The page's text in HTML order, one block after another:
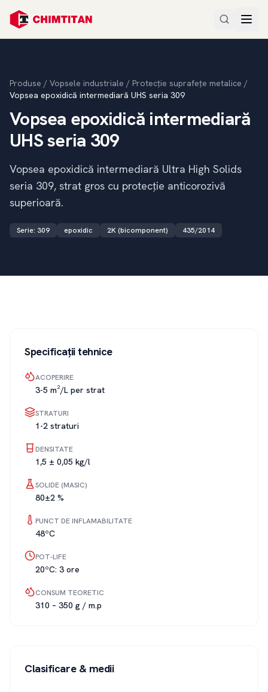
Produse / Vopsele industriale / Protecție suprafețe metalice /
Vopsea epoxidică intermediară UHS seria 309
Vopsea epoxidică intermediară
UHS seria 309
Vopsea epoxidică intermediară Ultra High Solids
seria 309, strat gros cu protecție anticorozivă
superioară.
Serie: 309 epoxidic 2K (bicomponent) 435/2014
Specificații tehnice
ACOPERIRE
3-5 m²/L per strat
STRATURI
1-2 straturi
DENSITATE
1,5 ± 0,05 kg/l
SOLIDE (MASIC)
80±2 %
PUNCT DE INFLAMABILITATE
48ºC
POT-LIFE
20ºC: 3 ore
CONSUM TEORETIC
310 – 350 g / m.p
Clasificare & medii